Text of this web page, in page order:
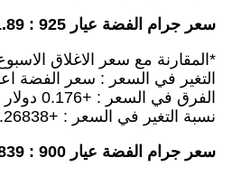
سعر جرام الفضة عيار 925 : 1.89 دولار امريكي
*المقارنة مع سعر الاغلاق
التغير في السعر : سعر الفضة
الفرق في السعر : +0.176 دولار امريكي
نسبة التغير في السعر : +10.26838%
سعر جرام الفضة عيار 900 : 1.839 دولار امريكي